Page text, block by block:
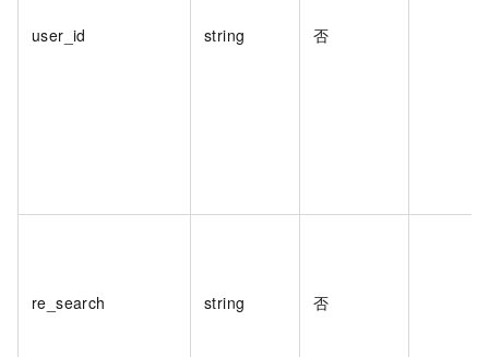
user_id string 否
re_search string 否